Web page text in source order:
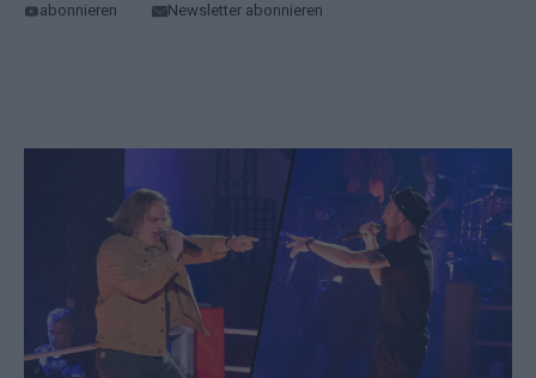
abonnieren
Newsletter abonnieren